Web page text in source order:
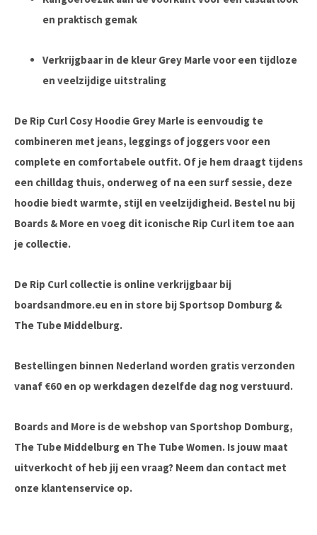
en praktisch gemak
Verkrijgbaar in de kleur Grey Marle voor een tijdloze
en veelzijdige uitstraling
De Rip Curl Cosy Hoodie Grey Marle is eenvoudig te
combineren met jeans, leggings of joggers voor een
complete en comfortabele outfit. Of je hem draagt tijdens
een chilldag thuis, onderweg of na een surf sessie, deze
hoodie biedt warmte, stijl en veelzijdigheid. Bestel nu bij
Boards & More en voeg dit iconische Rip Curl item toe aan
je collectie.
De Rip Curl collectie is online verkrijgbaar bij
boardsandmore.eu en in store bij Sportsop Domburg &
The Tube Middelburg.
Bestellingen binnen Nederland worden gratis verzonden
vanaf €60 en op werkdagen dezelfde dag nog verstuurd.
Boards and More is de webshop van Sportshop Domburg,
The Tube Middelburg en The Tube Women. Is jouw maat
uitverkocht of heb jij een vraag? Neem dan contact met
onze klantenservice op.